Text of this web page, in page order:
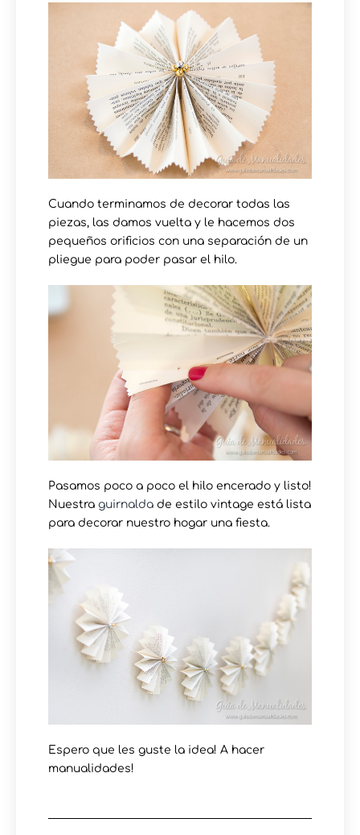
Cuando terminamos de decorar todas las
piezas, las damos vuelta y le hacemos dos
pequeños orificios con una separación de un
pliegue para poder pasar el hilo.
Pasamos poco a poco el hilo encerado y listo!
Nuestra guirnalda de estilo vintage está lista
para decorar nuestro hogar una fiesta.
Espero que les guste la idea! A hacer
manualidades!